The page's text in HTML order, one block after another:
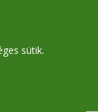
sütik.